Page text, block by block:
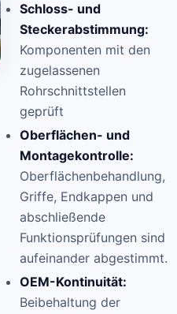
Schloss- und
Steckerabstimmung:
Komponenten mit den
zugelassenen
Rohrschnittstellen
geprüft
Oberflächen- und
Montagekontrolle:
Oberflächenbehandlung,
Griffe, Endkappen und
abschließende
Funktionsprüfungen sind
aufeinander abgestimmt.
OEM-Kontinuität:
Beibehaltung der